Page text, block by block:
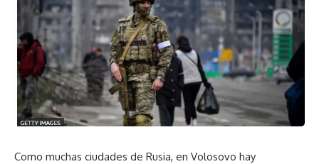
Como muchas ciudades de Rusia, en Volosovo hay